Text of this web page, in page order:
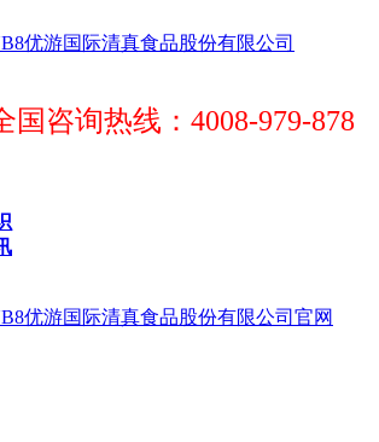
国咨询热线：4008-979-878